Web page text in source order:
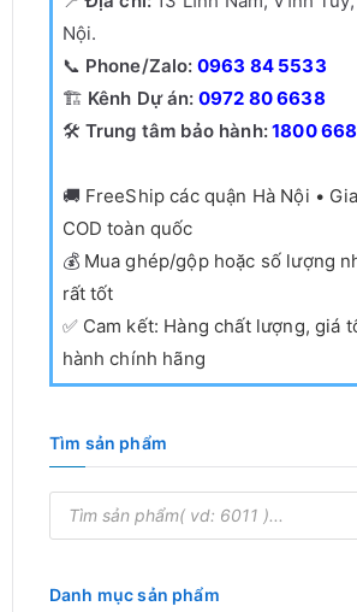
Nội.
📞 Phone/Zalo: 0963 84 5533
🏗️ Kênh Dự án: 0972 80 6638
🛠️ Trung tâm bảo hành:1800
🚚 FreeShip các quận Hà Nội •
COD toàn quốc
💰 Mua ghép/gộp hoặc số lượng
rất tốt
✅ Cam kết: Hàng chất lượng, giá
hành chính hãng
Tìm sản phẩm
T
m
ế
Danh mục sản phẩm